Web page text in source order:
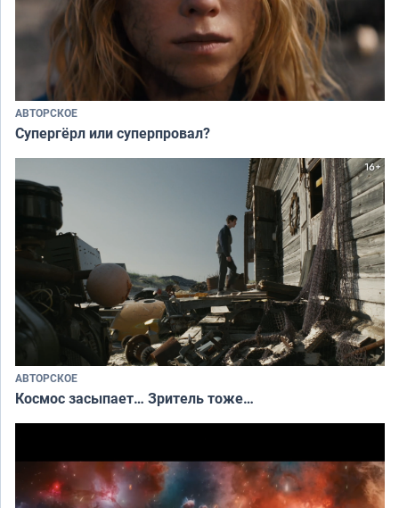
АВТОРСКОЕ
Супергёрл или суперпровал?
АВТОРСКОЕ
Космос засыпает… Зритель тоже…